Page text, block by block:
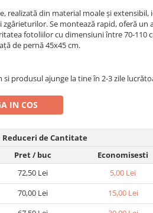
realizată din material moale și extensibil,
Se montează rapid, oferă un
fotoliilor cu dimensiuni între 70-110
de pernă 45x45 cm.
produsul ajunge la tine în 2-3 zile
IN COS
Reduceri de Cantitate
Pret/ buc
Economisesti
72,50 Lei
5,00 Lei
70,00 Lei 15,00 Lei